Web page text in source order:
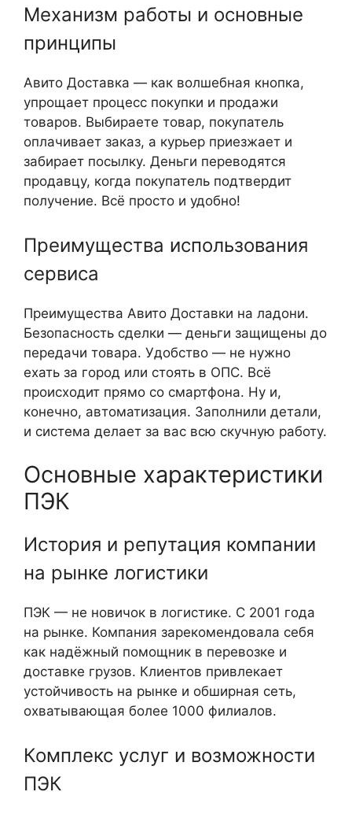
Механизм работы и основные
принципы
Авито Доставка — как волшебная кнопка,
упрощает процесс покупки и продажи
товаров. Выбираете товар, покупатель
оплачивает заказ, а курьер приезжает и
забирает посылку. Деньги переводятся
продавцу, когда покупатель подтвердит
получение. Всё просто и удобно!
Преимущества использования
сервиса
Преимущества Авито Доставки на ладони.
Безопасность сделки — деньги защищены до
передачи товара. Удобство — не нужно
ехать за город или стоять в ОПС. Всё
происходит прямо со смартфона. Ну и,
конечно, автоматизация. Заполнили детали,
и система делает за вас всю скучную работу.
Основные характеристики
ПЭК
История и репутация компании
на рынке логистики
ПЭК — не новичок в логистике. С 2001 года
на рынке. Компания зарекомендовала себя
как надёжный помощник в перевозке и
доставке грузов. Клиентов привлекает
устойчивость на рынке и обширная сеть,
охватывающая более 1000 филиалов.
Комплекс услуг и возможности
ПЭК